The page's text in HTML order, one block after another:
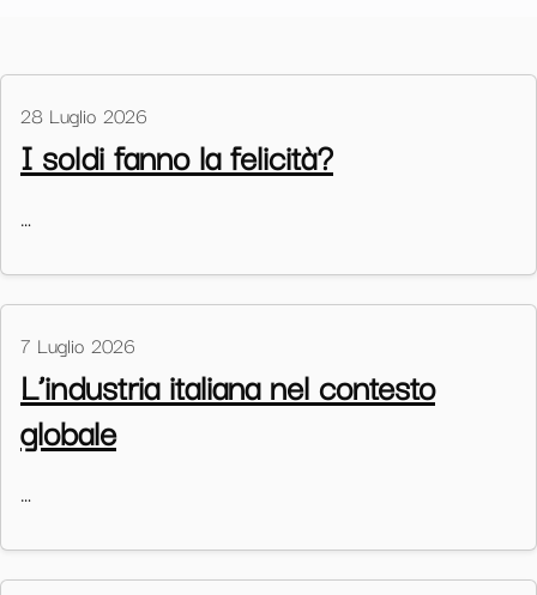
28 Luglio 2026
I soldi fanno la felicità?
…
7 Luglio 2026
L’industria italiana nel contesto
globale
…